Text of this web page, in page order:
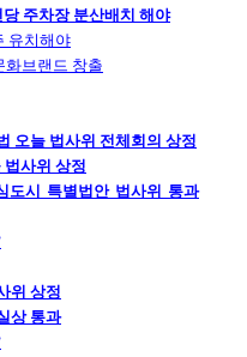
주차장 분산배치 해야
유치해야
화브랜드 창출
오늘 법사위 전체회의 상정
사위 상정
도시 특별법안 법사위 통과
위 상정
상 통과